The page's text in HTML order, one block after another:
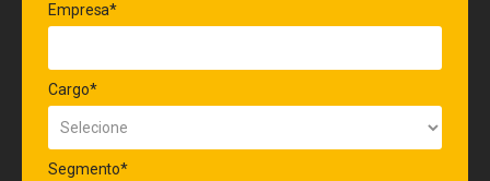
Empresa*
Cargo*
Segmento*